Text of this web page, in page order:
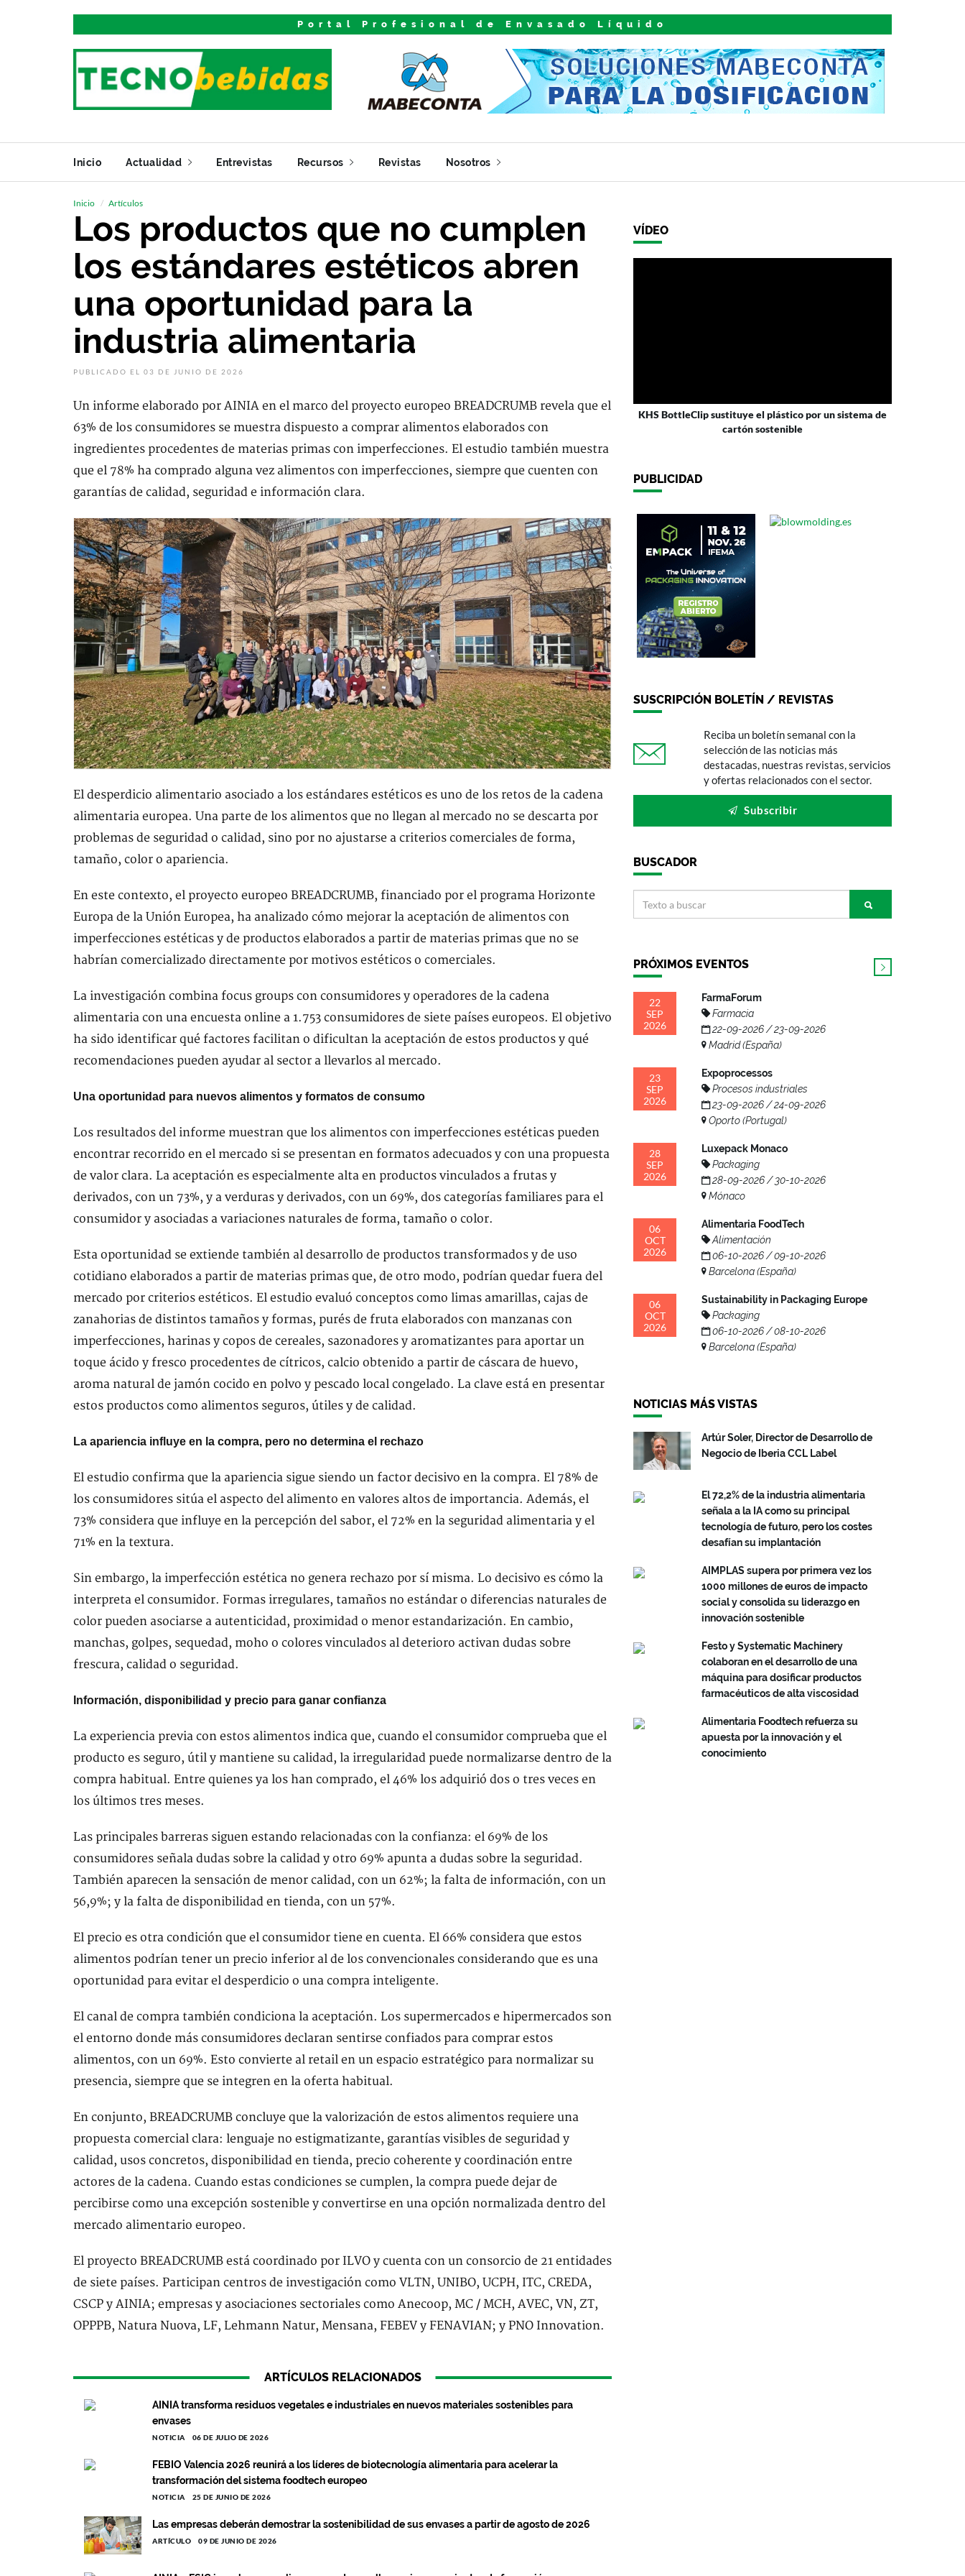
Portal Profesional de Envasado Líquido
Inicio Actualidad Entrevistas Recursos Revistas Nosotros
Inicio Artículos
Los productos que no cumplen
los estándares estéticos abren
una oportunidad para la
industria alimentaria
PUBLICADO EL 03 DE JUNIO DE 2026
Un informe elaborado por AINIA en el marco del proyecto europeo BREADCRUMB revela que el
63% de los consumidores se muestra dispuesto a comprar alimentos elaborados con
ingredientes procedentes de materias primas con imperfecciones. El estudio también muestra
que el 78% ha comprado alguna vez alimentos con imperfecciones, siempre que cuenten con
garantías de calidad, seguridad e información clara.
El desperdicio alimentario asociado a los estándares estéticos es uno de los retos de la cadena
alimentaria europea. Una parte de los alimentos que no llegan al mercado no se descarta por
problemas de seguridad o calidad, sino por no ajustarse a criterios comerciales de forma,
tamaño, color o apariencia.
En este contexto, el proyecto europeo BREADCRUMB, financiado por el programa Horizonte
Europa de la Unión Europea, ha analizado cómo mejorar la aceptación de alimentos con
imperfecciones estéticas y de productos elaborados a partir de materias primas que no se
habrían comercializado directamente por motivos estéticos o comerciales.
La investigación combina focus groups con consumidores y operadores de la cadena
alimentaria con una encuesta online a 1.753 consumidores de siete países europeos. El objetivo
ha sido identificar qué factores facilitan o dificultan la aceptación de estos productos y qué
recomendaciones pueden ayudar al sector a llevarlos al mercado.
Una oportunidad para nuevos alimentos y formatos de consumo
Los resultados del informe muestran que los alimentos con imperfecciones estéticas pueden
encontrar recorrido en el mercado si se presentan en formatos adecuados y con una propuesta
de valor clara. La aceptación es especialmente alta en productos vinculados a frutas y
derivados, con un 73%, y a verduras y derivados, con un 69%, dos categorías familiares para el
consumidor y asociadas a variaciones naturales de forma, tamaño o color.
Esta oportunidad se extiende también al desarrollo de productos transformados y de uso
cotidiano elaborados a partir de materias primas que, de otro modo, podrían quedar fuera del
mercado por criterios estéticos. El estudio evaluó conceptos como limas amarillas, cajas de
zanahorias de distintos tamaños y formas, purés de fruta elaborados con manzanas con
imperfecciones, harinas y copos de cereales, sazonadores y aromatizantes para aportar un
toque ácido y fresco procedentes de cítricos, calcio obtenido a partir de cáscara de huevo,
aroma natural de jamón cocido en polvo y pescado local congelado. La clave está en presentar
estos productos como alimentos seguros, útiles y de calidad.
La apariencia influye en la compra, pero no determina el rechazo
El estudio confirma que la apariencia sigue siendo un factor decisivo en la compra. El 78% de
los consumidores sitúa el aspecto del alimento en valores altos de importancia. Además, el
73% considera que influye en la percepción del sabor, el 72% en la seguridad alimentaria y el
71% en la textura.
Sin embargo, la imperfección estética no genera rechazo por sí misma. Lo decisivo es cómo la
interpreta el consumidor. Formas irregulares, tamaños no estándar o diferencias naturales de
color pueden asociarse a autenticidad, proximidad o menor estandarización. En cambio,
manchas, golpes, sequedad, moho o colores vinculados al deterioro activan dudas sobre
frescura, calidad o seguridad.
Información, disponibilidad y precio para ganar confianza
La experiencia previa con estos alimentos indica que, cuando el consumidor comprueba que el
producto es seguro, útil y mantiene su calidad, la irregularidad puede normalizarse dentro de la
compra habitual. Entre quienes ya los han comprado, el 46% los adquirió dos o tres veces en
los últimos tres meses.
Las principales barreras siguen estando relacionadas con la confianza: el 69% de los
consumidores señala dudas sobre la calidad y otro 69% apunta a dudas sobre la seguridad.
También aparecen la sensación de menor calidad, con un 62%; la falta de información, con un
56,9%; y la falta de disponibilidad en tienda, con un 57%.
El precio es otra condición que el consumidor tiene en cuenta. El 66% considera que estos
alimentos podrían tener un precio inferior al de los convencionales considerando que es una
oportunidad para evitar el desperdicio o una compra inteligente.
El canal de compra también condiciona la aceptación. Los supermercados e hipermercados son
el entorno donde más consumidores declaran sentirse confiados para comprar estos
alimentos, con un 69%. Esto convierte al retail en un espacio estratégico para normalizar su
presencia, siempre que se integren en la oferta habitual.
En conjunto, BREADCRUMB concluye que la valorización de estos alimentos requiere una
propuesta comercial clara: lenguaje no estigmatizante, garantías visibles de seguridad y
calidad, usos concretos, disponibilidad en tienda, precio coherente y coordinación entre
actores de la cadena. Cuando estas condiciones se cumplen, la compra puede dejar de
percibirse como una excepción sostenible y convertirse en una opción normalizada dentro del
mercado alimentario europeo.
El proyecto BREADCRUMB está coordinado por ILVO y cuenta con un consorcio de 21 entidades
de siete países. Participan centros de investigación como VLTN, UNIBO, UCPH, ITC, CREDA,
CSCP y AINIA; empresas y asociaciones sectoriales como Anecoop, MC / MCH, AVEC, VN, ZT,
OPPPB, Natura Nuova, LF, Lehmann Natur, Mensana, FEBEV y FENAVIAN; y PNO Innovation.
ARTÍCULOS RELACIONADOS
AINIA transforma residuos vegetales e industriales en nuevos materiales sostenibles para
envases
NOTICIA 06 DE JULIO DE 2026
FEBIO Valencia 2026 reunirá a los líderes de biotecnología alimentaria para acelerar la
transformación del sistema foodtech europeo
NOTICIA 25 DE JUNIO DE 2026
Las empresas deberán demostrar la sostenibilidad de sus envases a partir de agosto de 2026
ARTÍCULO 09 DE JUNIO DE 2026
VÍDEO
KHS BottleClip sustituye el plástico por un sistema de
cartón sostenible
PUBLICIDAD
SUSCRIPCIÓN BOLETÍN / REVISTAS
Reciba un boletín semanal con la
selección de las noticias más
destacadas, nuestras revistas, servicios
y ofertas relacionados con el sector.
Subscribir
BUSCADOR
PRÓXIMOS EVENTOS
22
SEP
2026
FarmaForum
Farmacia
22-09-2026 / 23-09-2026
Madrid (España)
23
SEP
2026
Expoprocessos
Procesos industriales
23-09-2026 / 24-09-2026
Oporto (Portugal)
28
SEP
2026
Luxepack Monaco
Packaging
28-09-2026 / 30-10-2026
Mónaco
06
OCT
2026
Alimentaria FoodTech
Alimentación
06-10-2026 / 09-10-2026
Barcelona (España)
06
OCT
2026
Sustainability in Packaging Europe
Packaging
06-10-2026 / 08-10-2026
Barcelona (España)
NOTICIAS MÁS VISTAS
Artúr Soler, Director de Desarrollo de
Negocio de Iberia CCL Label
El 72,2% de la industria alimentaria
señala a la IA como su principal
tecnología de futuro, pero los costes
desafían su implantación
AIMPLAS supera por primera vez los
1000 millones de euros de impacto
social y consolida su liderazgo en
innovación sostenible
Festo y Systematic Machinery
colaboran en el desarrollo de una
máquina para dosificar productos
farmacéuticos de alta viscosidad
Alimentaria Foodtech refuerza su
apuesta por la innovación y el
conocimiento